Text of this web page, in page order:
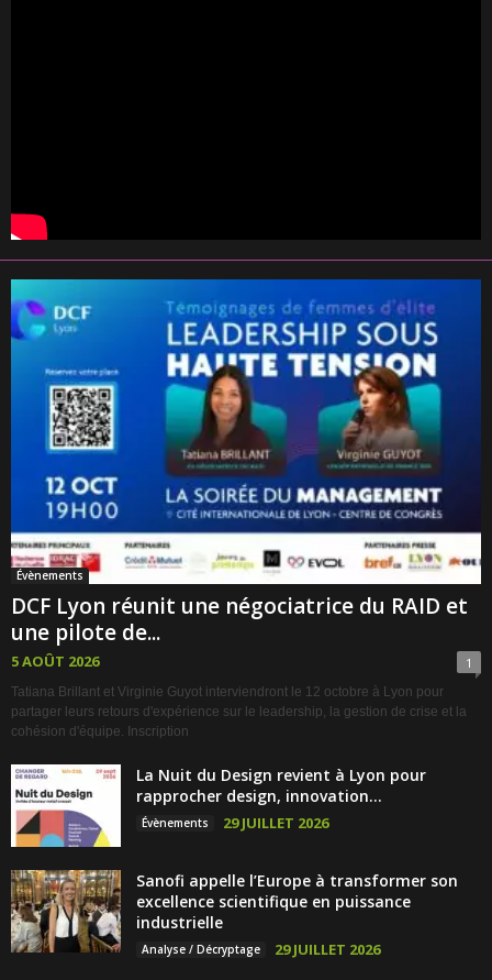
Évènements
DCF Lyon réunit une négociatrice du RAID et
une pilote de...
5 AOÛT 2026 1
Tatiana Brillant et Virginie Guyot interviendront le 12 octobre à Lyon pour
partager leurs retours d'expérience sur le leadership, la gestion de crise et la
cohésion d'équipe. Inscription
La Nuit du Design revient à Lyon pour
rapprocher design, innovation...
Évènements 29 JUILLET 2026
Sanofi appelle l’Europe à transformer son
excellence scientifique en puissance
industrielle
Analyse / Décryptage 29 JUILLET 2026